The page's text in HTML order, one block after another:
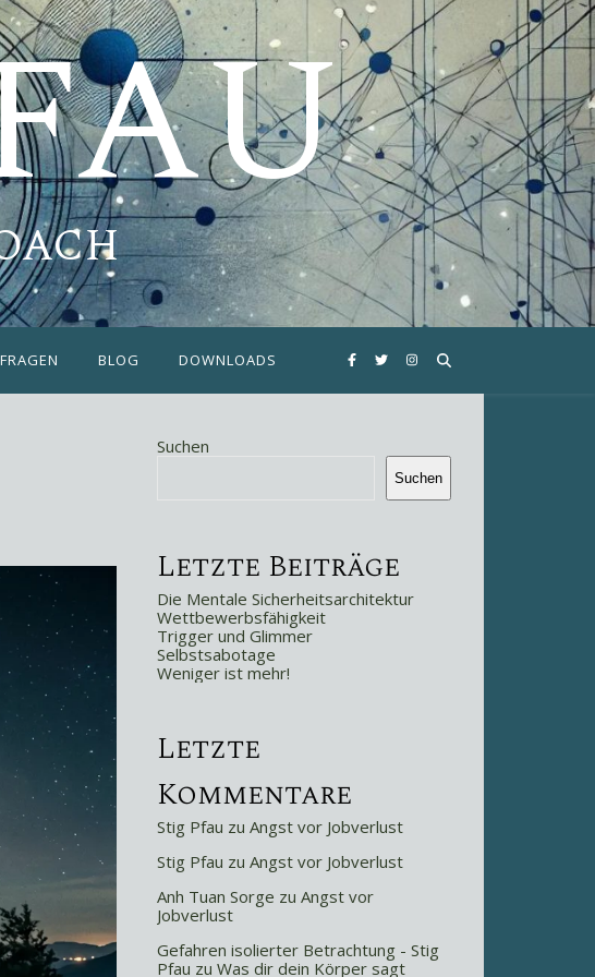
BLOG DOWNLOADS
Suchen
Suchen
Letzte Beiträge
Die Mentale Sicherheitsarchitektur
Wettbewerbsfähigkeit
Trigger und Glimmer
Selbstsabotage
Weniger ist mehr!
Letzte
Kommentare
Stig Pfau zu Angst vor Jobverlust
Stig Pfau zu Angst vor Jobverlust
Anh Tuan Sorge zu Angst vor
Jobverlust
Gefahren isolierter Betrachtung - Stig
Pfau zu Was dir dein Körper sagt